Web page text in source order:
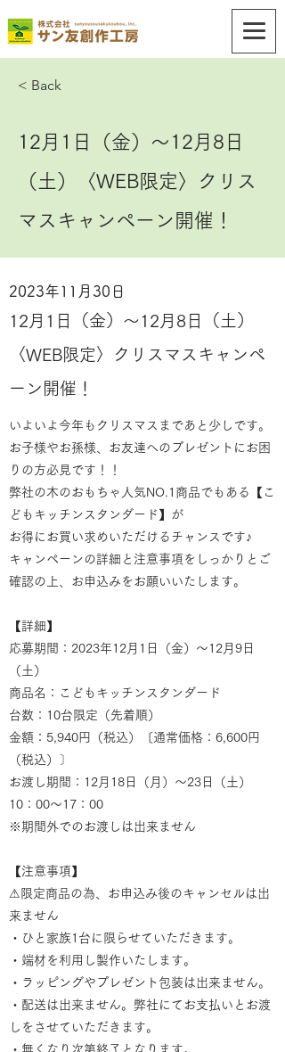
< Back
12月1日（金）～12月8日
（土）〈WEB限定〉クリス
マスキャンペーン開催！
2023年11月30日
12月1日（金）～12月8日（土）
〈WEB限定〉クリスマスキャンペ
ーン開催！
いよいよ今年もクリスマスまであと少しです。
お子様やお孫様、お友達へのプレゼントにお困
りの方必見です！！
弊社の木のおもちゃ人気NO.1商品でもある【こ
どもキッチンスタンダード】が
お得にお買い求めいただけるチャンスです♪
キャンペーンの詳細と注意事項をしっかりとご
確認の上、お申込みをお願いいたします。
【詳細】
応募期間：2023年12月1日（金）～12月9日
（土）
商品名：こどもキッチンスタンダード
台数：10台限定（先着順）
金額：5,940円（税込）〔通常価格：6,600円
（税込）〕
お渡し期間：12月18日（月）～23日（土）
10：00～17：00
※期間外でのお渡しは出来ません
【注意事項】
⚠限定商品の為、お申込み後のキャンセルは出
来ません
・ひと家族1台に限らせていただきます。
・端材を利用し製作いたします。
・ラッピングやプレゼント包装は出来ません。
・配送は出来ません。弊社にてお支払いとお渡
しをさせていただきます。
・無くなり次第終了となります。